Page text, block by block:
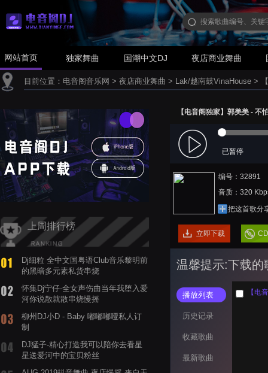
网站首页 独家舞曲 国潮中文DJ 夜店商业舞曲
目前位置： 电音阁音乐网 > 夜店商业舞曲 > Lak/越南鼓VinaHouse >
上周排行榜
Dj细粒 全中文国粤语Club音乐黎明前
的黑暗多元素私货串烧
怀集Dj宁仔-全女声伤曲当年我堕入爱
河你说散就散串烧慢摇
柳州DJ小D - Baby 嘟嘟嘟哑私人订
制
DJ猛子-精心打造我可以陪你去看星
星送爱河中的宝贝粉丝
【电音阁独家】郭美美 -
已暂停
编号：32891
音质：320
把这首歌分
立即下载
温馨提示:下载的
播放列表
历史记录
收藏歌曲
最新歌曲
【电